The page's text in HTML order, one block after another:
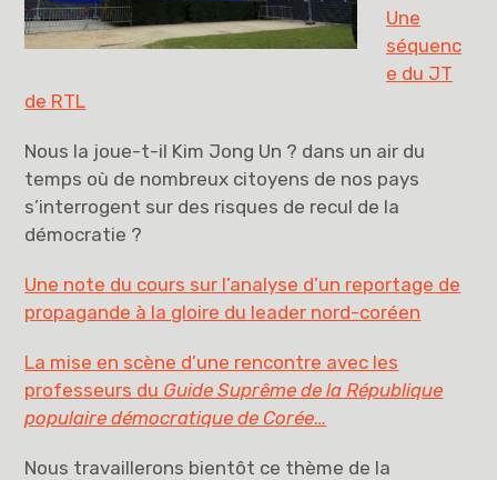
Une
séquenc
e du JT
de RTL
Nous la joue-t-il Kim Jong Un ? dans un air du
temps où de nombreux citoyens de nos pays
s’interrogent sur des risques de recul de la
démocratie ?
Une note du cours sur l’analyse d’un reportage de
propagande à la gloire du leader nord-coréen
La mise en scène d’une rencontre avec les
professeurs du Guide Suprême de la République
populaire démocratique de Corée…
Nous travaillerons bientôt ce thème de la